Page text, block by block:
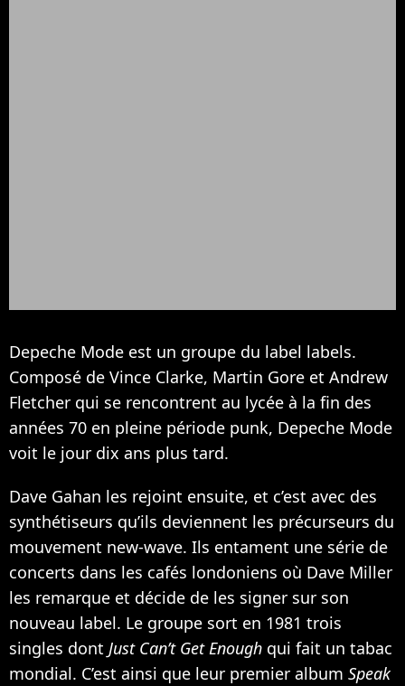
Depeche Mode est un groupe du label labels.
Composé de Vince Clarke, Martin Gore et Andrew
Fletcher qui se rencontrent au lycée à la fin des
années 70 en pleine période punk, Depeche Mode
voit le jour dix ans plus tard.
Dave Gahan les rejoint ensuite, et c’est avec des
synthétiseurs qu’ils deviennent les précurseurs du
mouvement new-wave. Ils entament une série de
concerts dans les cafés londoniens où Dave Miller
les remarque et décide de les signer sur son
nouveau label. Le groupe sort en 1981 trois
singles dont Just Can’t Get Enough qui fait un tabac
mondial. C’est ainsi que leur premier album Speak